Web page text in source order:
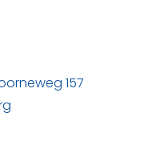
157